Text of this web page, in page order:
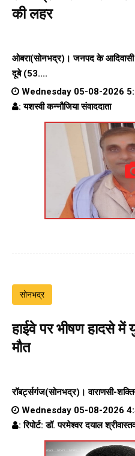
की लहर
ओबरा(सोनभद्र)। जनपद के
दूबे (53....
Wednesday 05-08-2026
: यशस्वी कन्नौजिया संवाददाता
सोनभद्र
हाईवे पर भीषण हादसे में
मौत
रॉबर्ट्सगंज(सोनभद्र)। वाराणसी-
Wednesday 05-08-2026
: रिपोर्ट: डॉ. परमेश्वर दयाल